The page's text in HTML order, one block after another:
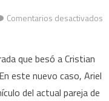
Comentarios desactivados
que besó a Cristian
este nuevo caso, Ariel
del actual pareja de